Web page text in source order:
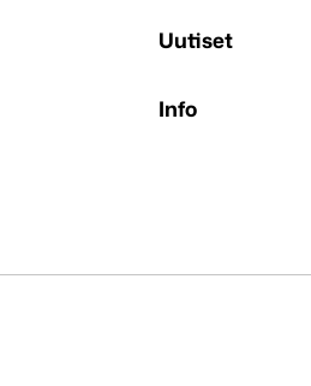
Uutiset
Info